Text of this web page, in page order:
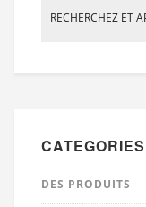
CATEGORIES
DES PRODUITS